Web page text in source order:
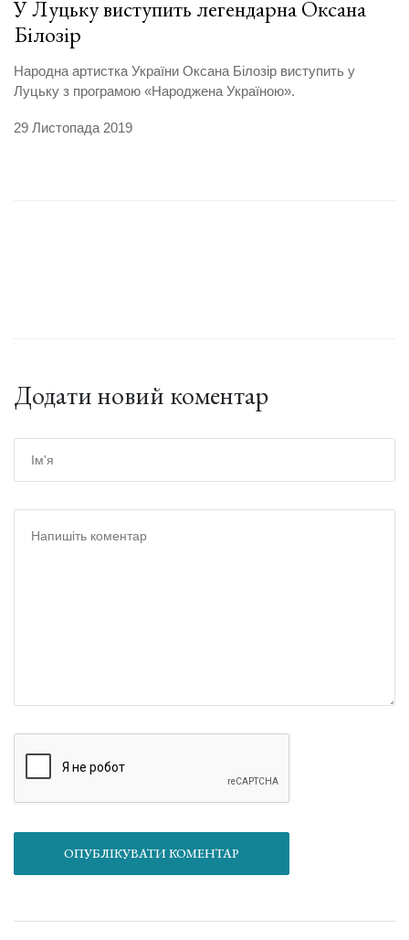
У Луцьку виступить легендарна Оксана
Білозір
Народна артистка України Оксана Білозір виступить у
Луцьку з програмою «Народжена Україною».
29 Листопада 2019
Додати новий коментар
ОПУБЛІКУВАТИ КОМЕНТАР